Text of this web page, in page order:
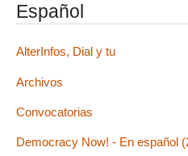
Español
AlterInfos, Dial y tu
Archivos
Convocatorias
Democracy Now! - En español